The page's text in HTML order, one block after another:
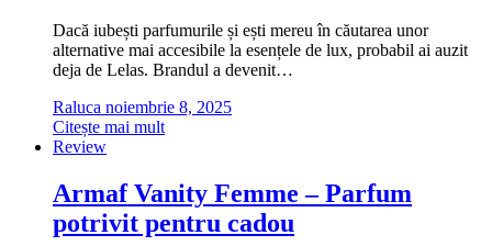
Dacă iubești parfumurile și ești mereu în căutarea unor
alternative mai accesibile la esențele de lux, probabil ai auzit
deja de Lelas. Brandul a devenit…
Raluca noiembrie 8, 2025
Citește mai mult
Review
Armaf Vanity Femme – Parfum
potrivit pentru cadou